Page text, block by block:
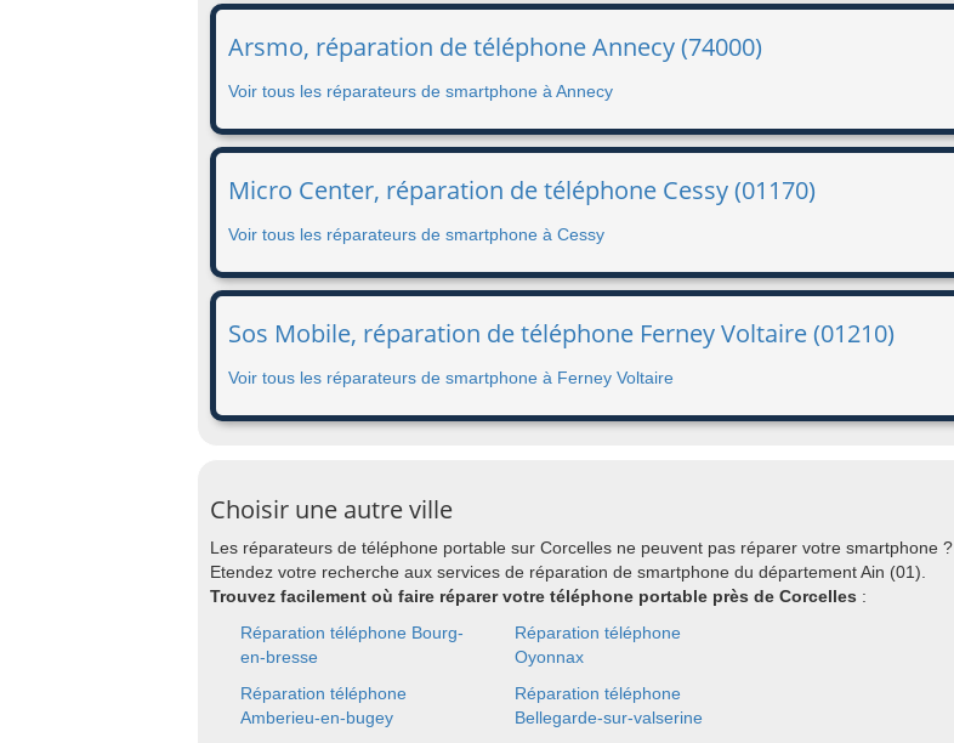
Arsmo, réparation de téléphone Annecy (74000)
Voir tous les réparateurs de smartphone à Annecy
Micro Center, réparation de téléphone Cessy (01170)
Voir tous les réparateurs de smartphone à Cessy
Sos Mobile, réparation de téléphone Ferney Voltaire (01210)
Voir tous les réparateurs de smartphone à Ferney Voltaire
Choisir une autre ville
Les réparateurs de téléphone portable sur Corcelles ne peuvent pas réparer votre smartphone ?
Etendez votre recherche aux services de réparation de smartphone du département Ain (01).
Trouvez facilement où faire réparer votre téléphone portable près de Corcelles :
Réparation téléphone Bourg-
en-bresse
Réparation téléphone
Oyonnax
Réparation téléphone
Amberieu-en-bugey
Réparation téléphone
Bellegarde-sur-valserine